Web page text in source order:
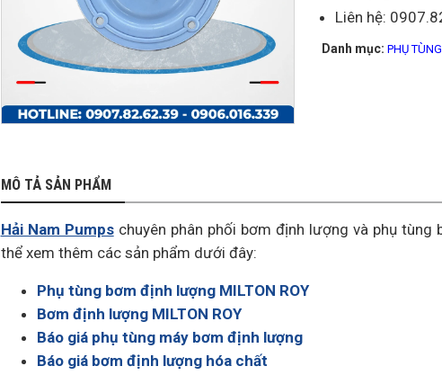
Liên hệ:
Danh mục: PHỤ
MÔ TẢ SẢN PHẨM
Hải Nam Pumpschuyên phân phối bơm định lượng và phụ tùng
thể xem thêm các sản phẩm dưới đây:
Phụ tùng bơm định lượng MILTON ROY
Bơm định lượng MILTON ROY
Báo giá phụ tùng máy bơm định lượng
Báo giá bơm định lượng hóa chất